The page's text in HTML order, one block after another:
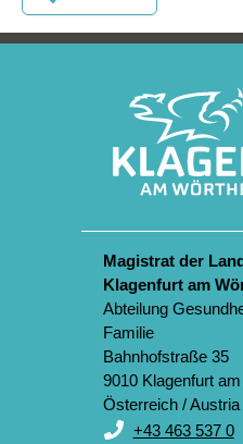
Magistrat der
Klagenfurt am
Abteilung
Familie
Bahnhofstraße 35
9010 Klagenfurt
Österreich / Austria
+43 463 537 0